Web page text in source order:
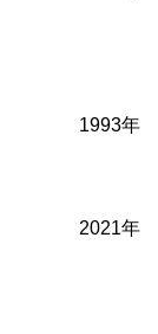
1993年
2021年